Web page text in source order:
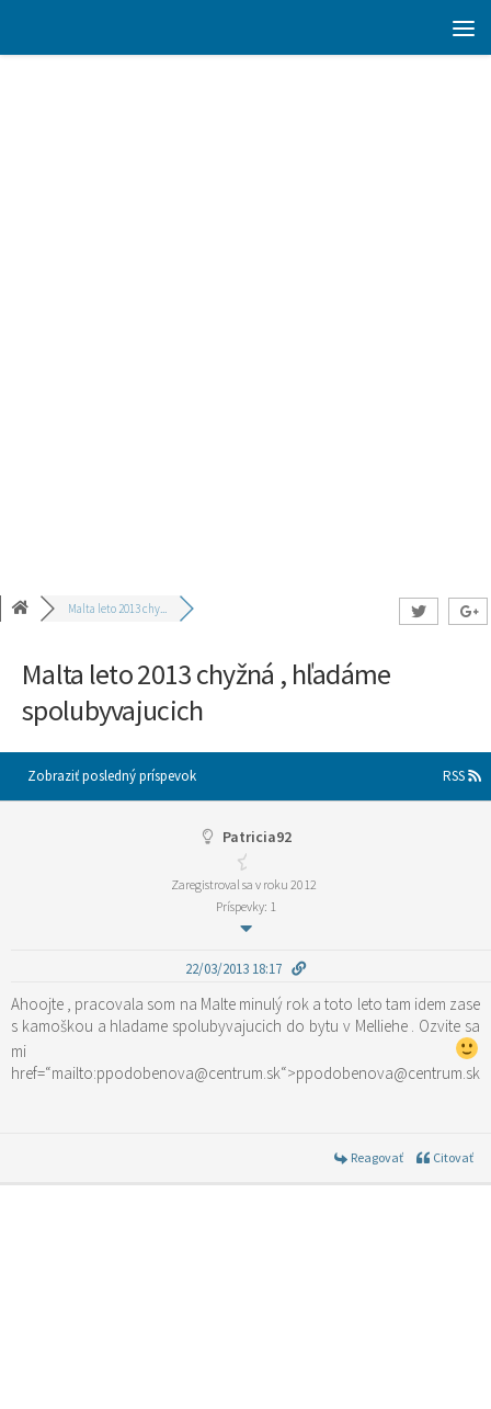
Malta leto 2013 chy...
Malta leto 2013 chyžná , hľadáme
spolubyvajucich
Zobraziť posledný príspevok RSS
Patricia92
Zaregistroval sa v roku 2012
Príspevky: 1
22/03/2013 18:17
Ahoojte , pracovala som na Malte minulý rok a toto leto tam idem zase
s kamoškou a hladame spolubyvajucich do bytu v Melliehe . Ozvite sa
mi
href=“mailto:ppodobenova@centrum.sk“>ppodobenova@centrum.sk
Reagovať Citovať